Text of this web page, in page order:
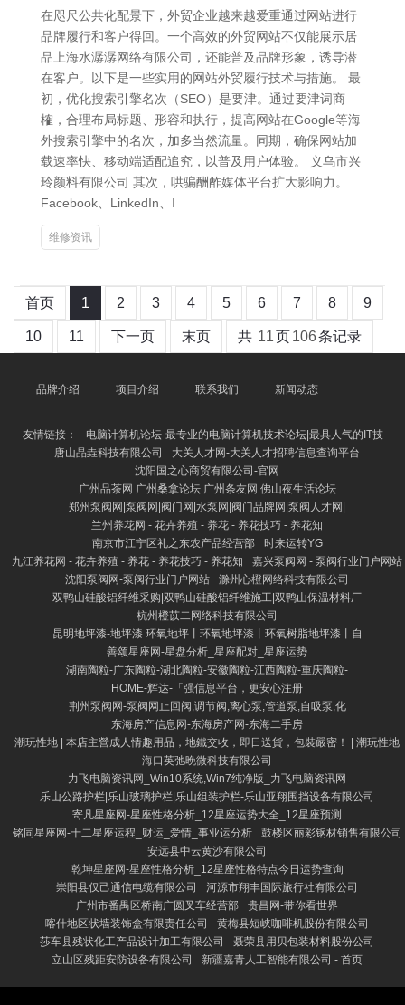
在咫尺公共化配景下，外贸企业越来越爱重通过网站进行
品牌履行和客户得回。一个高效的外贸网站不仅能展示居
品上海水潺潺网络有限公司，还能普及品牌形象，诱导潜
在客户。以下是一些实用的网站外贸履行技术与措施。 最
初，优化搜索引擎名次（SEO）是要津。通过要津词商
榷，合理布局标题、形容和执行，提高网站在Google等海
外搜索引擎中的名次，加多当然流量。同期，确保网站加
载速率快、移动端适配追究，以普及用户体验。 义乌市兴
玲颜料有限公司 其次，哄骗酬酢媒体平台扩大影响力。
Facebook、LinkedIn、I
维修资讯
首页 1 2 3 4 5 6 7 8 9
10 11 下一页 末页 共 11页106条记录
品牌介绍 项目介绍 联系我们 新闻动态
友情链接：
电脑计算机论坛-最专业的电脑计算机技术论坛|最具人气的IT技
唐山晶垚科技有限公司
大关人才网-大关人才招聘信息查询平台
沈阳国之心商贸有限公司-官网
广州品茶网 广州桑拿论坛 广州条友网 佛山夜生活论坛
郑州泵阀网|泵阀网|阀门网|水泵网|阀门品牌网|泵阀人才网|
兰州养花网 - 花卉养殖 - 养花 - 养花技巧 - 养花知
南京市江宁区礼之东农产品经营部
时来运转YG
九江养花网 - 花卉养殖 - 养花 - 养花技巧 - 养花知
嘉兴泵阀网 - 泵阀行业门户网站
沈阳泵阀网-泵阀行业门户网站
滁州心橙网络科技有限公司
双鸭山硅酸铝纤维采购|双鸭山硅酸铝纤维施工|双鸭山保温材料厂
杭州橙苡二网络科技有限公司
昆明地坪漆-地坪漆 环氧地坪丨环氧地坪漆丨环氧树脂地坪漆丨自
善颂星座网-星盘分析_星座配对_星座运势
湖南陶粒-广东陶粒-湖北陶粒-安徽陶粒-江西陶粒-重庆陶粒-
HOME-辉达-「强信息平台，更安心注册
荆州泵阀网-泵阀网止回阀,调节阀,离心泵,管道泵,自吸泵,化
东海房产信息网-东海房产网-东海二手房
潮玩性地 | 本店主營成人情趣用品，地鐵交收，即日送貨，包裝嚴密！ | 潮玩性地
海口英弛晚微科技有限公司
力飞电脑资讯网_Win10系统,Win7纯净版_力飞电脑资讯网
乐山公路护栏|乐山玻璃护栏|乐山组装护栏-乐山亚翔围挡设备有限公司
寄凡星座网-星座性格分析_12星座运势大全_12星座预测
铭同星座网-十二星座运程_财运_爱情_事业运分析
鼓楼区丽彩钢材销售有限公司
安远县中云黄沙有限公司
乾坤星座网-星座性格分析_12星座性格特点今日运势查询
崇阳县仅己通信电缆有限公司
河源市翔丰国际旅行社有限公司
广州市番禺区桥南广圆叉车经营部
贵昌网-带你看世界
喀什地区状墙装饰盒有限责任公司
黄梅县短峡咖啡机股份有限公司
莎车县残状化工产品设计加工有限公司
聂荣县用贝包装材料股份公司
立山区残距安防设备有限公司
新疆嘉青人工智能有限公司 - 首页